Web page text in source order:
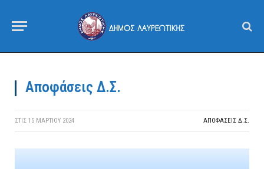
Αποφάσεις Δ.Σ.
ΣΤΙΣ 15 ΜΑΡΤΊΟΥ 2024 ΑΠΟΦΆΣΕΙΣ Δ.Σ.